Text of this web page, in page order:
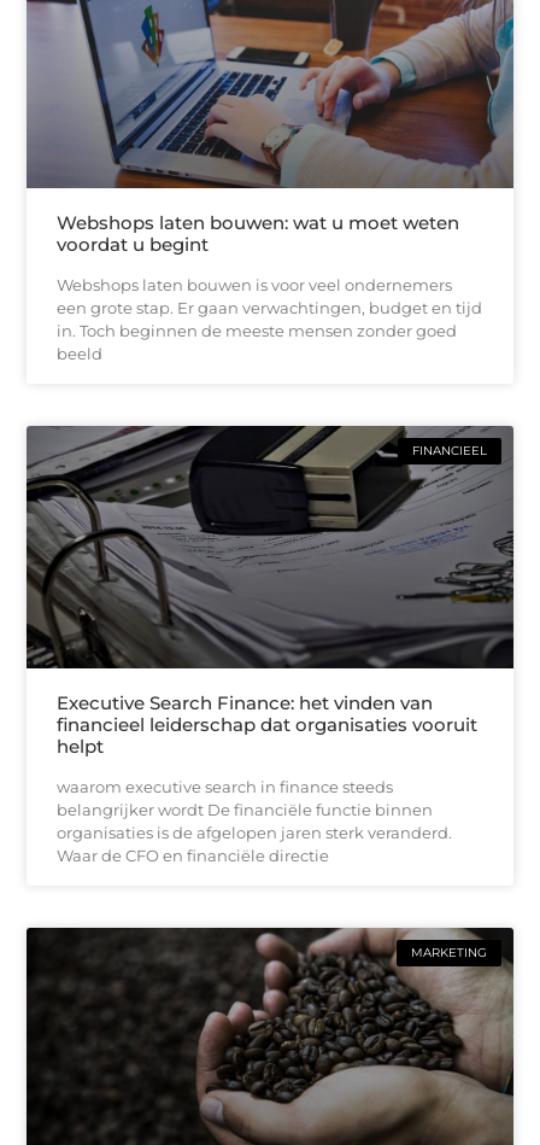
Webshops laten bouwen: wat u moet weten
voordat u begint
Webshops laten bouwen is voor veel ondernemers
een grote stap. Er gaan verwachtingen, budget en tijd
in. Toch beginnen de meeste mensen zonder goed
beeld
FINANCIEEL
Executive Search Finance: het vinden van
financieel leiderschap dat organisaties vooruit
helpt
waarom executive search in finance steeds
belangrijker wordt De financiële functie binnen
organisaties is de afgelopen jaren sterk veranderd.
Waar de CFO en financiële directie
MARKETING